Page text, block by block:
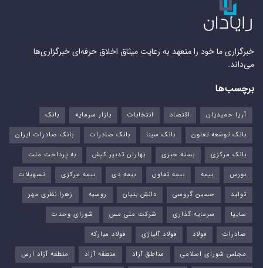
خبرگزاری ما خود را متعهد به رعایت میثاق اخلاق حرفه‌ای خبرگزاری‌ها
می‌داند.
برچسب‌ها
آریا حمیدیان اقتصاد انتخابات بازار سرمایه
بانک
بانک توسعه تعاون
بانک سینا بانک صادرات
بانک صادرات ایران
بانک مرکزی
بسته خبری بهاران تدبیر کیش
به پرداخت ملت
بورس‌
بیمه بیمه تعاون بیمه دی بیمه مرکزی
تسهیلات
تولید
حسین گروسی دانش بنیان روسیه
زهرا نظری مهر
سایپا
سرمایه گذاری شرکت ملی مس
شورای وحدت
صادرات
فولاد فولاد آلیاژی
فولاد مبارکه
مجلس شورای اسلامی
مناطق آزاد منطقه آزاد منطقه آزاد ارس